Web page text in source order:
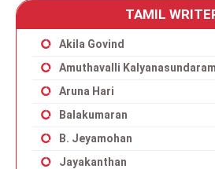
TAMIL
Akila Govind
Amuthavalli Kalyanasundaram
Aruna Hari
Balakumaran
B. Jeyamohan
Jayakanthan